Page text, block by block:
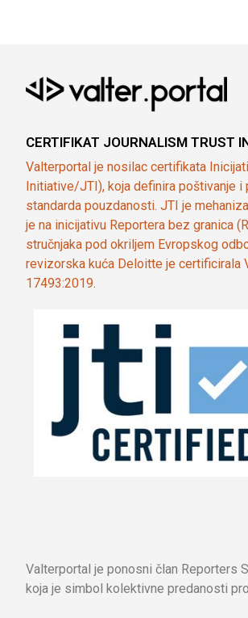
CERTIFIKAT JOURNALISM TRUST
Valterportal je nosilac certifikata
Initiative/JTI), koja definira poštivanje i
standarda pouzdanosti. JTI je
je na inicijativu Reportera bez granica
stručnjaka pod okriljem Evropskog
revizorska kuća Deloitte je certificirala
17493:2019.
Valterportal je ponosni član Reporters
koja je simbol kolektivne predanosti